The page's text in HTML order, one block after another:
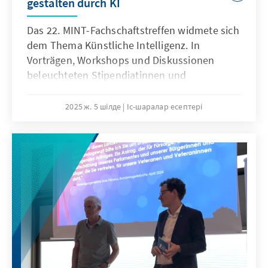
Das 22. MINT-Fachschaftstreffen widmete sich
dem Thema Künstliche Intelligenz. In
Vorträgen, Workshops und Diskussionen
beleuchteten Stipendiatinnen und
Chancen, Herausforderungen und
2025 ж. 5 шілде Іс-шаралар есептері